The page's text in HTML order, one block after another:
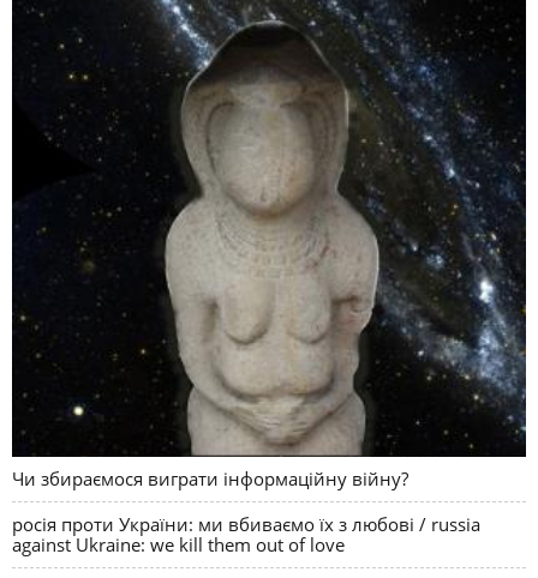
Чи збираємося виграти інформаційну війну?
росія проти України: ми вбиваємо їх з любові / russia
against Ukraine: we kill them out of love